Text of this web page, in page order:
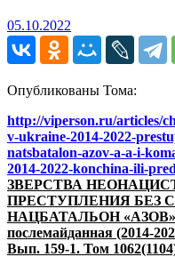
05.10.2022
Опубликованы Тома:
http://viperson.ru/articles/
v-ukraine-2014-2022-
natsbatalon-azov-a-a-i-
2014-2022-konchina-ili-
ЗВЕРСТВА
ПРЕСТУПЛЕНИЯ БЕЗ
НАЦБАТАЛЬОН «АЗОВ».
послемайданная (2014-
Вып. 159-1. Том